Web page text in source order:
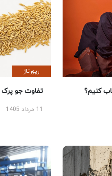
کنیم؟
رپورتاژ
تفاوت جو پرک